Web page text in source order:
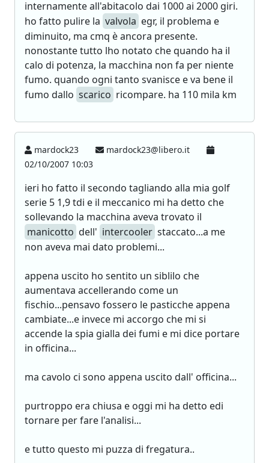
internamente all'abitacolo dai 1000 ai 2000 giri.
ho fatto pulire la valvola egr, il problema e
diminuito, ma cmq è ancora presente.
nonostante tutto lho notato che quando ha il
calo di potenza, la macchina non fa per niente
fumo. quando ogni tanto svanisce e va bene il
fumo dallo scarico ricompare. ha 110 mila km
mardock23
mardock23@libero.it
02/10/2007 10:03
ieri ho fatto il secondo tagliando alla mia golf
serie 5 1,9 tdi e il meccanico mi ha detto che
sollevando la macchina aveva trovato il
manicotto dell' intercooler staccato...a me
non aveva mai dato problemi...
appena uscito ho sentito un siblilo che
aumentava accellerando come un
fischio...pensavo fossero le pasticche appena
cambiate...e invece mi accorgo che mi si
accende la spia gialla dei fumi e mi dice portare
in officina...
ma cavolo ci sono appena uscito dall' officina...
purtroppo era chiusa e oggi mi ha detto edi
tornare per fare l'analisi...
e tutto questo mi puzza di fregatura..